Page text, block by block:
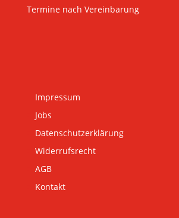
Termine nach Vereinbarung
Impressum
Jobs
Datenschutzerklärung
Widerrufsrecht
AGB
Kontakt